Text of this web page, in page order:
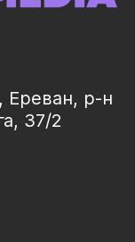
Ереван, р-н
37/2